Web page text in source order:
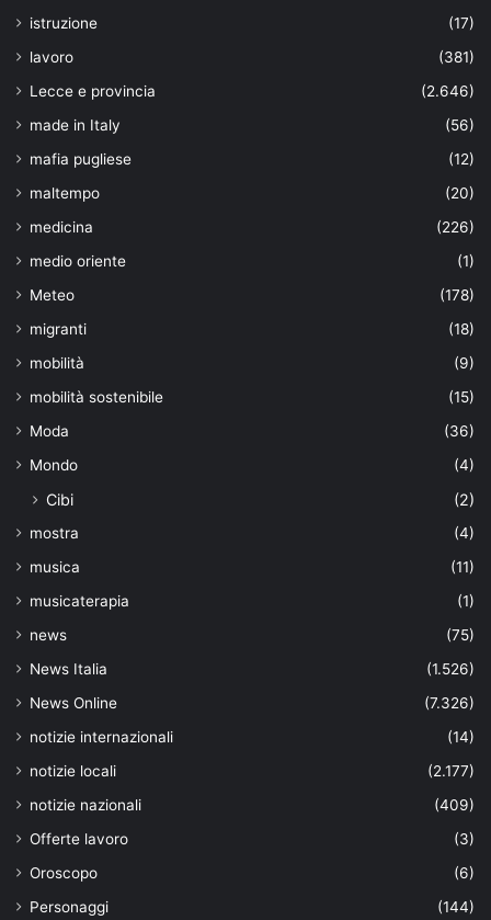
istruzione
(17)
lavoro
(381)
Lecce e provincia
(2.646)
made in Italy
(56)
mafia pugliese
(12)
maltempo
(20)
medicina
(226)
medio oriente
(1)
Meteo
(178)
migranti
(18)
mobilità
(9)
mobilità sostenibile
(15)
Moda
(36)
Mondo
(4)
Cibi (2)
mostra
(4)
musica
(11)
musicaterapia
(1)
news
(75)
News Italia
(1.526)
News Online
(7.326)
notizie internazionali
(14)
notizie locali
(2.177)
notizie nazionali
(409)
Offerte lavoro
(3)
Oroscopo
(6)
Personaggi
(144)